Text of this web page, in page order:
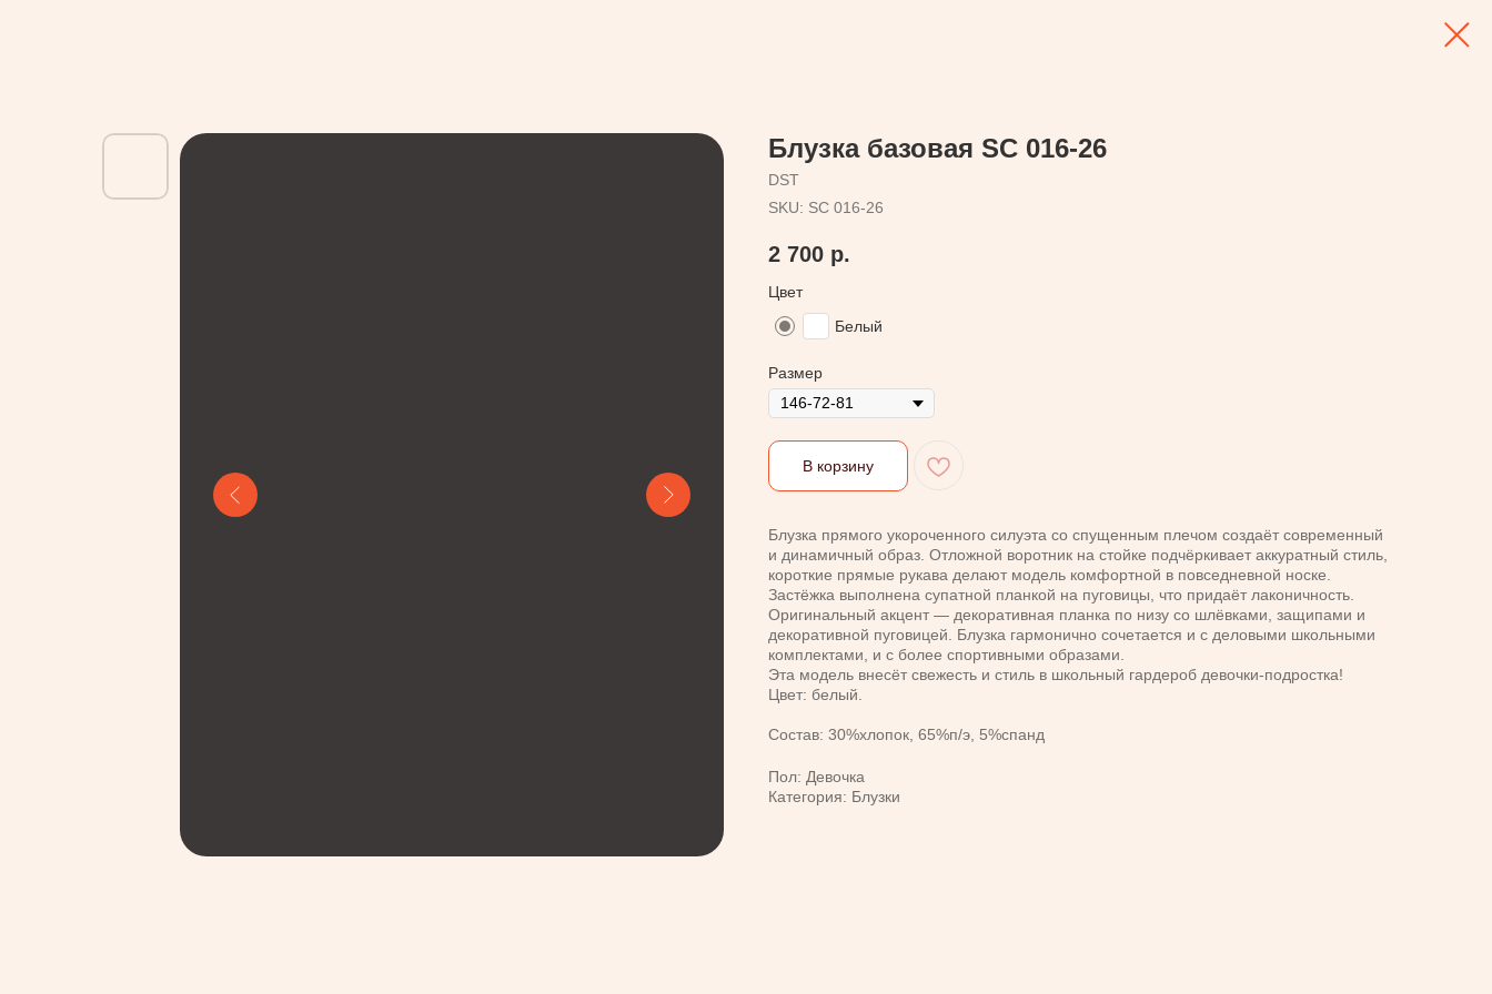
Блузка базовая SC 016-26
DST
SKU: SC 016-26
2 700 р.
Цвет
Белый
Размер
В корзину
Блузка прямого укороченного силуэта со спущенным плечом создаёт современный
и динамичный образ. Отложной воротник на стойке подчёркивает аккуратный стиль,
короткие прямые рукава делают модель комфортной в повседневной носке.
Застёжка выполнена супатной планкой на пуговицы, что придаёт лаконичность.
Оригинальный акцент — декоративная планка по низу со шлёвками, защипами и
декоративной пуговицей. Блузка гармонично сочетается и с деловыми школьными
комплектами, и с более спортивными образами.
Эта модель внесёт свежесть и стиль в школьный гардероб девочки-подростка!
Цвет: белый.
Состав: 30%хлопок, 65%п/э, 5%спанд
Пол: Девочка
Категория: Блузки